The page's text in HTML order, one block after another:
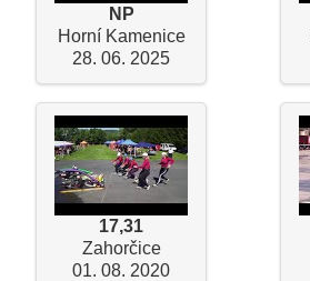
NP
Horní Kamenice
28. 06. 2025
17,31
Zahorčice
01. 08. 2020